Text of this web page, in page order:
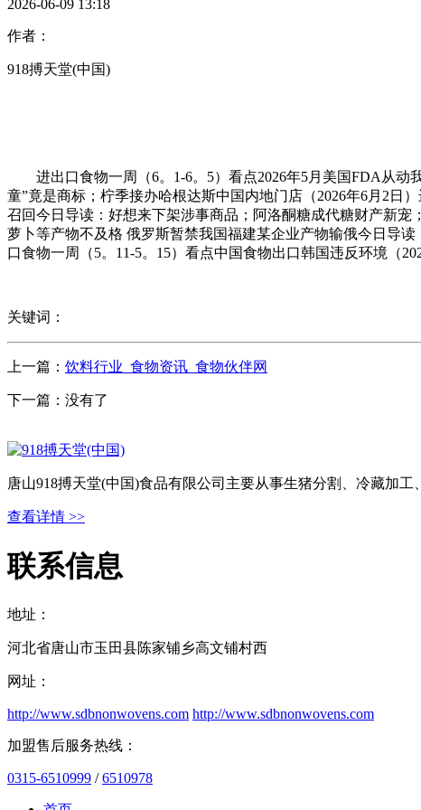
2026-06-09 13:18
作者：
918搏天堂(中国)
进出口食物一周（6。1-6。5）看点2026年5月美国FDA从动
童”竟是商标；柠季接办哈根达斯中国内地门店（2026年6月2日
召回今日导读：好想来下架涉事商品；阿洛酮糖成代糖财产新宠
萝卜等产物不及格 俄罗斯暂禁我国福建某企业产物输俄今日导
口食物一周（5。11-5。15）看点中国食物出口韩国违反环境（
关键词：
上一篇： 饮料行业_食物资讯_食物伙伴网
下一篇：没有了
唐山918搏天堂(中国)食品有限公司主要从事生猪分割、冷藏加
查看详情 >>
联系信息
地址：
河北省唐山市玉田县陈家铺乡高文铺村西
网址：
http://www.sdbnonwovens.com http://www.sdbnonwovens.com
加盟售后服务热线：
0315-6510999 /6510978